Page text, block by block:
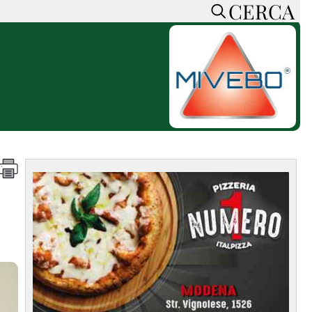
CERCA
ACCEDI o REGISTRATI
SOSTIENI LA PRESSA
CONOSCI LA PRESSA
COOKIE POLICY
PRIVACY POLICY
FEED RSS
MAPPA DEL SITO
NORMATIVE
DEONTOLOGICHE
CERCA